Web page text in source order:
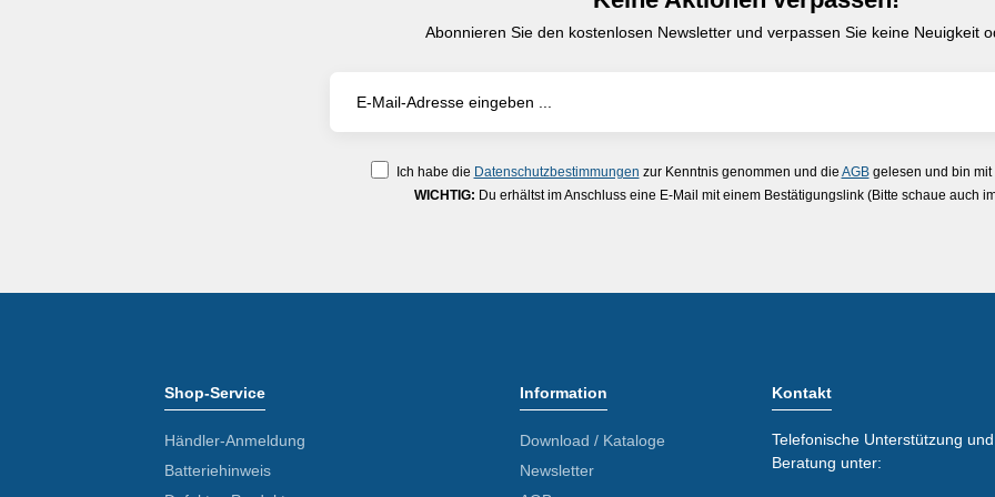
Abonnieren Sie den kostenlosen Newsletter und verpassen Sie keine Neuigkeit
Ich habe die Datenschutzbestimmungen zur Kenntnis genommen und die AGBgelesen und bin mit
WICHTIG: Du erhältst im Anschluss eine E-Mail mit einem Bestätigungslink (Bitte schaue auch
Shop-Service
Händler-Anmeldung
Batteriehinweis
Information
Download / Kataloge
Newsletter
Kontakt
Telefonische Unterstützung und
Beratung unter: